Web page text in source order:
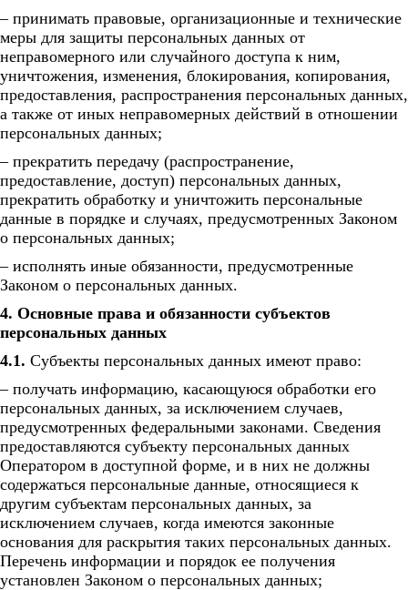
– принимать правовые, организационные и технические
меры для защиты персональных данных от
неправомерного или случайного доступа к ним,
уничтожения, изменения, блокирования, копирования,
предоставления, распространения персональных данных,
а также от иных неправомерных действий в отношении
персональных данных;
– прекратить передачу (распространение,
предоставление, доступ) персональных данных,
прекратить обработку и уничтожить персональные
данные в порядке и случаях, предусмотренных Законом
о персональных данных;
– исполнять иные обязанности, предусмотренные
Законом о персональных данных.
4. Основные права и обязанности субъектов
персональных данных
4.1. Субъекты персональных данных имеют право:
– получать информацию, касающуюся обработки его
персональных данных, за исключением случаев,
предусмотренных федеральными законами. Сведения
предоставляются субъекту персональных данных
Оператором в доступной форме, и в них не должны
содержаться персональные данные, относящиеся к
другим субъектам персональных данных, за
исключением случаев, когда имеются законные
основания для раскрытия таких персональных данных.
Перечень информации и порядок ее получения
установлен Законом о персональных данных;